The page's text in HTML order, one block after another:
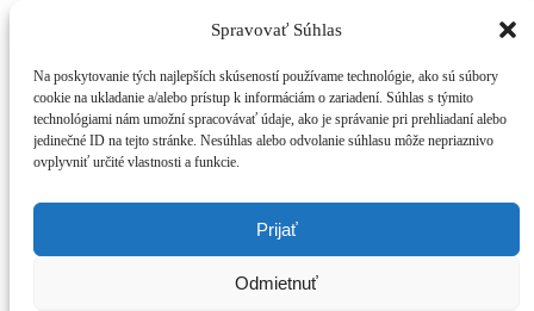
Spravovať Súhlas
Na poskytovanie tých najlepších skúseností používame technológie, ako sú súbory
cookie na ukladanie a/alebo prístup k informáciám o zariadení. Súhlas s týmito
technológiami nám umožní spracovávať údaje, ako je správanie pri prehliadaní alebo
jedinečné ID na tejto stránke. Nesúhlas alebo odvolanie súhlasu môže nepriaznivo
ovplyvniť určité vlastnosti a funkcie.
Prijať
Odmietnuť
IDH v médiach • 29.06.2017
Váš sprievodca svetom infraštruktúry a
ekonomiky
Press Centrum
IDH v médiach
Tlačové správy
Blog
Press
Kto sme
Poukážte nám 2% z dane